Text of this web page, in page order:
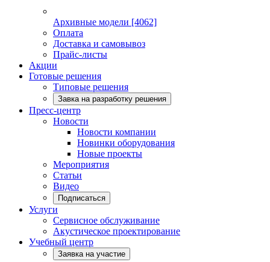
Архивные модели [4062]
Оплата
Доставка и самовывоз
Прайс-листы
Акции
Готовые решения
Типовые решения
Завка на разработку решения
Пресс-центр
Новости
Новости компании
Новинки оборудования
Новые проекты
Мероприятия
Статьи
Видео
Подписаться
Услуги
Сервисное обслуживание
Акустическое проектирование
Учебный центр
Заявка на участие